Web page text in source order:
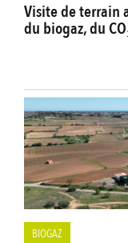
Visite de terrain
du biogaz, du
BIOGAZ